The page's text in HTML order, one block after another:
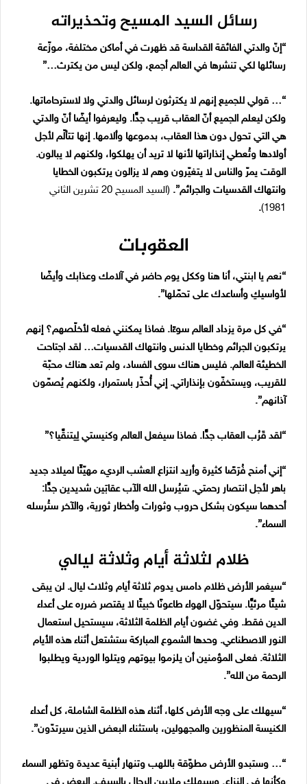
رسائل السيد المسيح وتحذيراته
“إنّ والدتي الفائقة القداسة قد ظهرت في أماكن مختلفة، موزّعة
رسائلها لكي تنشرها في العالم أجمع، ولكن ليس من يكترث…”
“… قولي للجميع إنهم لا يكترثون لرسائل والدتي ولا لاسترحاماتها.
ولكن ليعلم الجميع أنّ العقاب قريب جدًّا. وليعرفوا أيضًا أنّ والدتي
هي التي تحول دون هذا العقاب، بدموعها وألامها. إنها تتألّم لأجل
أولادها وتُعطي إنذاراتها لأنها لا تريد أن يهلكوا، ولكنهم لا يبالون.
الوقت يمرّ والناس لا يتغيّرون وهم لا يزالون يرتكبون الخطايا
وانتهاك القدسيات والجرائم”.
(السيد المسيح 20 تشرين الثاني
1981)
.
العقوبات
“نعم يا ابنتي، أنا هنا وككل يوم حاضر في آلامك وعذابك وأيضًا
لأواسيكِ وأساعدك على تحمّلها”.
“في كل مرة يزداد العالم سوءًا. فماذا يمكنني فعله لأخلّصهم؟ إنهم
يرتكبون الجرائم وخطايا الدنس وانتهاك القدسيات… لقد اجتاحت
الخطيئة العالم. فليس هناك سوى الفساد، ولم تعد هناك محبّة
للقريب، ويستخفّون بإنذاراتي. إني أُحذّر باستمرار، ولكنهم يُصمّون
آذانهم”.
“لقد قَرُب العقاب جدًّا. فماذا سيفعل العالم وكنيستي لِيتنقَّيا؟”
“إني أمنح فُرَصًا كثيرة وأريد انتزاع العشب الرديء مهيّئًا لميلاد جديد
باهر لأجل انتصار رحمتي. سَيُرسل الله الآب عقابَين شديدين جدًّا:
أحدهما سيكون بشكل حروب وثورات وأخطار ثورية، والآخر ستُرسله
السماء”.
ظلام لثلاثة أيام وثلاثة ليالي
“سيغمر الأرض ظلام دامس يدوم ثلاثة أيام وثلاث ليال. لن يبقى
شيئًا مرئيًّا. سيتحوّل الهواء طاعونًا خبيثًا لا يقتصر ضرره على أعداء
الدين فقط. وفي غضون أيام الظلمة الثلاثة، سيستحيل استعمال
النور الاصطناعي. وحدها الشموع المباركة ستشتعل أثناء هذه الأيام
الثلاثة. فعلى المؤمنين أن يلزموا بيوتهم ويتلوا الوردية ويطلبوا
الرحمة من الله”.
“سيهلك على وجه الأرض كلها، أثناء هذه الظلمة الشاملة، كل أعداء
الكنيسة المنظورين والمجهولين، باستثناء البعض الذين سيرتدّون”.
“… وستبدو الأرض مطوّقة باللهب وتنهار أبنية عديدة وتظهر السماء